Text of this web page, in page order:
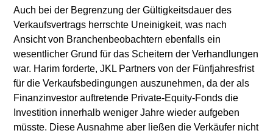
Auch bei der Begrenzung der Gültigkeitsdauer des
Verkaufsvertrags herrschte Uneinigkeit, was nach
Ansicht von Branchenbeobachtern ebenfalls ein
wesentlicher Grund für das Scheitern der Verhandlungen
war. Harim forderte, JKL Partners von der Fünfjahresfrist
für die Verkaufsbedingungen auszunehmen, da der als
Finanzinvestor auftretende Private-Equity-Fonds die
Investition innerhalb weniger Jahre wieder aufgeben
müsste. Diese Ausnahme aber ließen die Verkäufer nicht